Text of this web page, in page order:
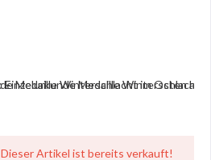
Artikel ist bereits verkauft!